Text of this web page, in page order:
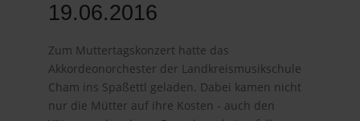
19.06.2016
Zum Muttertagskonzert hatte das
Akkordeonorchester der Landkreismusikschule
Cham ins Spaßettl geladen. Dabei kamen nicht
nur die Mütter auf ihre Kosten - auch den